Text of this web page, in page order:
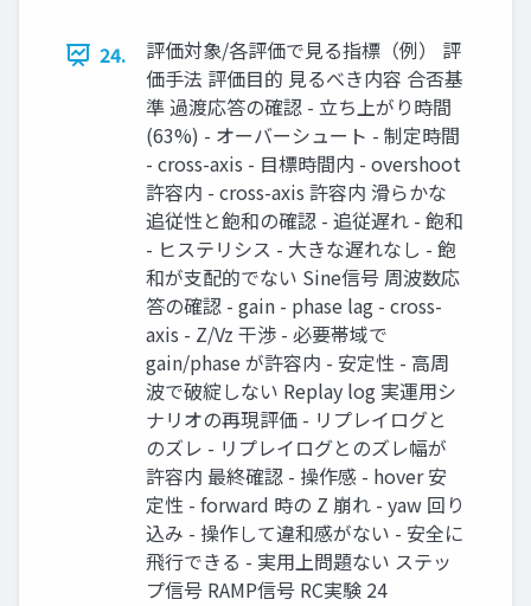
24.
評価対象/各評価で見る指標（例） 評
価手法 評価目的 見るべき内容 合否基
準 過渡応答の確認 - 立ち上がり時間
(63%) - オーバーシュート - 制定時間
- cross-axis - 目標時間内 - overshoot
許容内 - cross-axis 許容内 滑らかな
追従性と飽和の確認 - 追従遅れ - 飽和
- ヒステリシス - 大きな遅れなし - 飽
和が支配的でない Sine信号 周波数応
答の確認 - gain - phase lag - cross-
axis - Z/Vz 干渉 - 必要帯域で
gain/phase が許容内 - 安定性 - 高周
波で破綻しない Replay log 実運用シ
ナリオの再現評価 - リプレイログと
のズレ - リプレイログとのズレ幅が
許容内 最終確認 - 操作感 - hover 安
定性 - forward 時の Z 崩れ - yaw 回り
込み - 操作して違和感がない - 安全に
飛行できる - 実用上問題ない ステッ
プ信号 RAMP信号 RC実験 24